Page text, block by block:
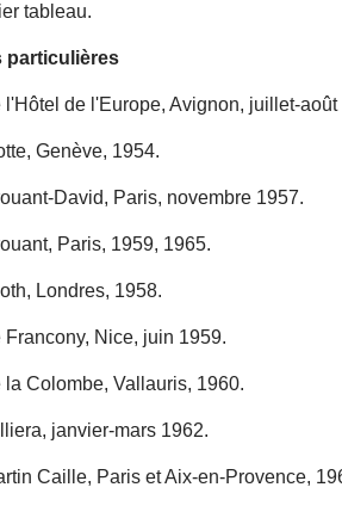
tableau.
particulières
de l'Europe, Avignon, juillet-août
Genève, 1954.
David, Paris, novembre 1957.
Paris, 1959, 1965.
Londres, 1958.
Nice, juin 1959.
Colombe, Vallauris, 1960.
janvier-mars 1962.
Caille, Paris et Aix-en-Provence,